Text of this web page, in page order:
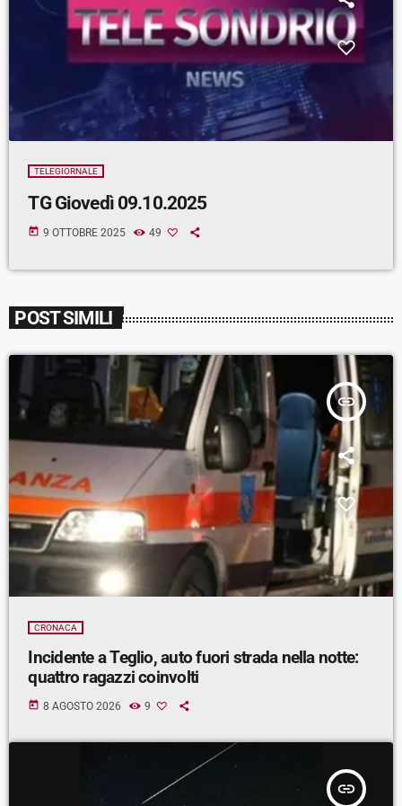
TELEGIORNALE
TG Giovedì 09.10.2025
today 9 OTTOBRE 2025 49
POST SIMILI
insert_link
CRONACA
Incidente a Teglio, auto fuori strada nella notte:
quattro ragazzi coinvolti
today 8 AGOSTO 2026 9
insert_link